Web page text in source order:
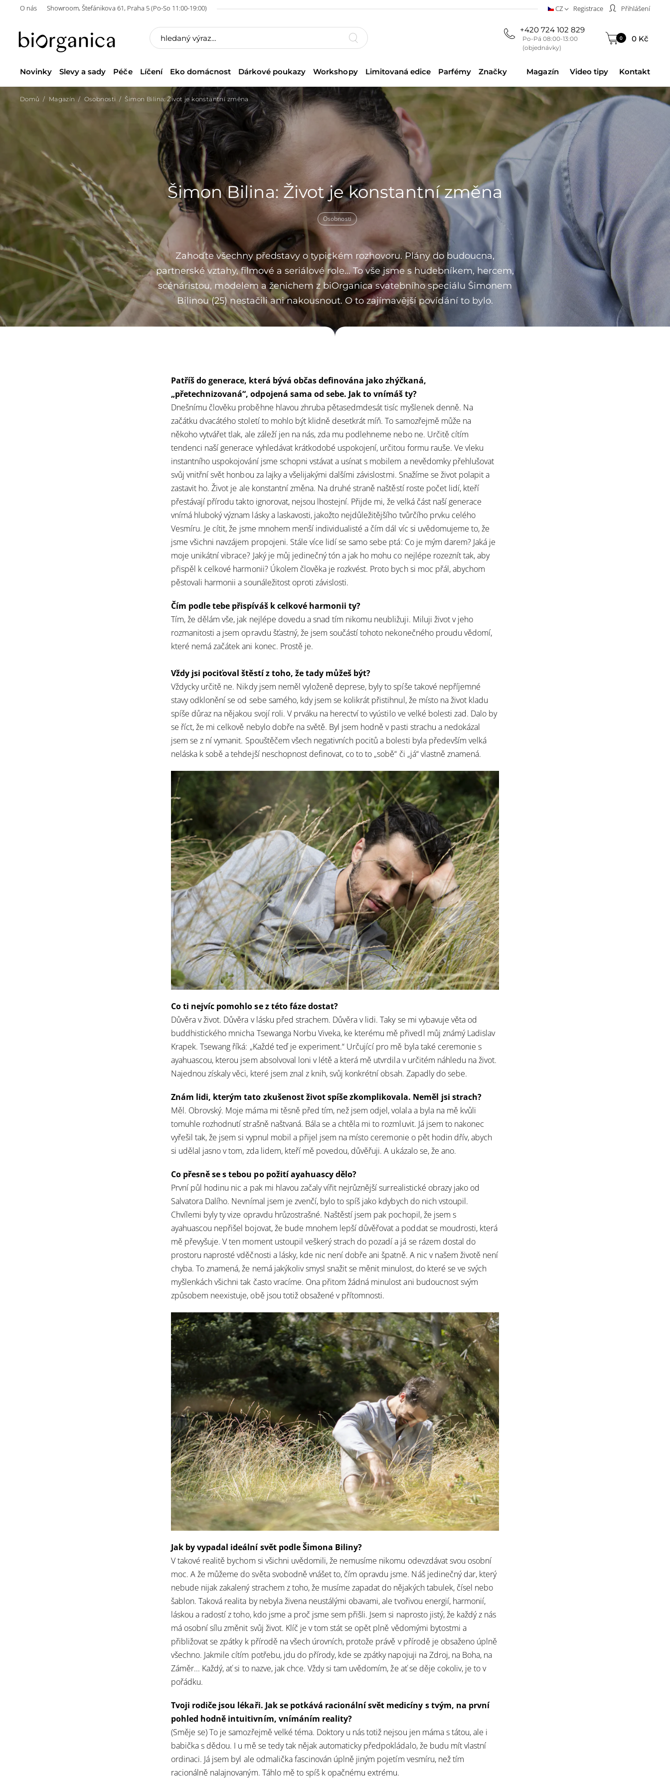
O nás Showroom, Štefánikova 61, Praha 5 (Po-So 11:00-19:00) CZ Registrace Přihlášení
+420 724 102 829
Po-Pá 08:00-13:00
(objednávky)
0 0 Kč
Novinky Slevy a sady Péče Líčení Eko domácnost Dárkové poukazy Workshopy Limitovaná edice Parfémy Značky Magazín Video tipy Kontakt
Domů Magazín Osobnosti Šimon Bilina: Život je konstantní změna
Šimon Bilina: Život je konstantní změna
Osobnosti
Zahoďte všechny představy o typickém rozhovoru. Plány do budoucna,
partnerské vztahy, filmové a seriálové role… To vše jsme s hudebníkem, hercem,
scénáristou, modelem a ženichem z biOrganica svatebního speciálu Šimonem
Bilinou (25) nestačili ani nakousnout. O to zajímavější povídání to bylo.
Patříš do generace, která bývá občas definována jako zhýčkaná,
„přetechnizovaná“, odpojená sama od sebe. Jak to vnímáš ty?
Dnešnímu člověku proběhne hlavou zhruba pětasedmdesát tisíc myšlenek denně. Na
začátku dvacátého století to mohlo být klidně desetkrát míň. To samozřejmě může na
někoho vytvářet tlak, ale záleží jen na nás, zda mu podlehneme nebo ne. Určitě cítím
tendenci naší generace vyhledávat krátkodobé uspokojení, určitou formu rauše. Ve vleku
instantního uspokojování jsme schopni vstávat a usínat s mobilem a nevědomky přehlušovat
svůj vnitřní svět honbou za lajky a všelijakými dalšími závislostmi. Snažíme se život polapit a
zastavit ho. Život je ale konstantní změna. Na druhé straně naštěstí roste počet lidí, kteří
přestávají přírodu takto ignorovat, nejsou lhostejní. Přijde mi, že velká část naší generace
vnímá hluboký význam lásky a laskavosti, jakožto nejdůležitějšího tvůrčího prvku celého
Vesmíru. Je cítit, že jsme mnohem menší individualisté a čím dál víc si uvědomujeme to, že
jsme všichni navzájem propojeni. Stále více lidí se samo sebe ptá: Co je mým darem? Jaká je
moje unikátní vibrace? Jaký je můj jedinečný tón a jak ho mohu co nejlépe rozeznít tak, aby
přispěl k celkové harmonii? Úkolem člověka je rozkvést. Proto bych si moc přál, abychom
pěstovali harmonii a sounáležitost oproti závislosti.
Čím podle tebe přispíváš k celkové harmonii ty?
Tím, že dělám vše, jak nejlépe dovedu a snad tím nikomu neubližuji. Miluji život v jeho
rozmanitosti a jsem opravdu šťastný, že jsem součástí tohoto nekonečného proudu vědomí,
které nemá začátek ani konec. Prostě je.
Vždy jsi pociťoval štěstí z toho, že tady můžeš být?
Vždycky určitě ne. Nikdy jsem neměl vyloženě deprese, byly to spíše takové nepříjemné
stavy odklonění se od sebe samého, kdy jsem se kolikrát přistihnul, že místo na život kladu
spíše důraz na nějakou svojí roli. V prváku na herectví to vyústilo ve velké bolesti zad. Dalo by
se říct, že mi celkově nebylo dobře na světě. Byl jsem hodně v pasti strachu a nedokázal
jsem se z ní vymanit. Spouštěčem všech negativních pocitů a bolesti byla především velká
neláska k sobě a tehdejší neschopnost definovat, co to to „sobě“ či „já“ vlastně znamená.
Co ti nejvíc pomohlo se z této fáze dostat?
Důvěra v život. Důvěra v lásku před strachem. Důvěra v lidi. Taky se mi vybavuje věta od
buddhistického mnicha Tsewanga Norbu Viveka, ke kterému mě přivedl můj známý Ladislav
Krapek. Tsewang říká: „Každé teď je experiment.“ Určující pro mě byla také ceremonie s
ayahuascou, kterou jsem absolvoval loni v létě a která mě utvrdila v určitém náhledu na život.
Najednou získaly věci, které jsem znal z knih, svůj konkrétní obsah. Zapadly do sebe.
Znám lidi, kterým tato zkušenost život spíše zkomplikovala. Neměl jsi strach?
Měl. Obrovský. Moje máma mi těsně před tím, než jsem odjel, volala a byla na mě kvůli
tomuhle rozhodnutí strašně naštvaná. Bála se a chtěla mi to rozmluvit. Já jsem to nakonec
vyřešil tak, že jsem si vypnul mobil a přijel jsem na místo ceremonie o pět hodin dřív, abych
si udělal jasno v tom, zda lidem, kteří mě povedou, důvěřuji. A ukázalo se, že ano.
Co přesně se s tebou po požití ayahuascy dělo?
První půl hodinu nic a pak mi hlavou začaly vířit nejrůznější surrealistické obrazy jako od
Salvatora Dalího. Nevnímal jsem je zvenčí, bylo to spíš jako kdybych do nich vstoupil.
Chvílemi byly ty vize opravdu hrůzostrašné. Naštěstí jsem pak pochopil, že jsem s
ayahuascou nepřišel bojovat, že bude mnohem lepší důvěřovat a poddat se moudrosti, která
mě převyšuje. V ten moment ustoupil veškerý strach do pozadí a já se rázem dostal do
prostoru naprosté vděčnosti a lásky, kde nic není dobře ani špatně. A nic v našem životě není
chyba. To znamená, že nemá jakýkoliv smysl snažit se měnit minulost, do které se ve svých
myšlenkách všichni tak často vracíme. Ona přitom žádná minulost ani budoucnost svým
způsobem neexistuje, obě jsou totiž obsažené v přítomnosti.
Jak by vypadal ideální svět podle Šimona Biliny?
V takové realitě bychom si všichni uvědomili, že nemusíme nikomu odevzdávat svou osobní
moc. A že můžeme do světa svobodně vnášet to, čím opravdu jsme. Náš jedinečný dar, který
nebude nijak zakalený strachem z toho, že musíme zapadat do nějakých tabulek, čísel nebo
šablon. Taková realita by nebyla živena neustálými obavami, ale tvořivou energií, harmonií,
láskou a radostí z toho, kdo jsme a proč jsme sem přišli. Jsem si naprosto jistý, že každý z nás
má osobní sílu změnit svůj život. Klíč je v tom stát se opět plně vědomými bytostmi a
přibližovat se zpátky k přírodě na všech úrovních, protože právě v přírodě je obsaženo úplně
všechno. Jakmile cítím potřebu, jdu do přírody, kde se zpátky napojuji na Zdroj, na Boha, na
Záměr... Každý, ať si to nazve, jak chce. Vždy si tam uvědomím, že ať se děje cokoliv, je to v
pořádku.
Tvoji rodiče jsou lékaři. Jak se potkává racionální svět medicíny s tvým, na první
pohled hodně intuitivním, vnímáním reality?
(Směje se) To je samozřejmě velké téma. Doktory u nás totiž nejsou jen máma s tátou, ale i
babička s dědou. I u mě se tedy tak nějak automaticky předpokládalo, že budu mít vlastní
ordinaci. Já jsem byl ale odmalička fascinován úplně jiným pojetím vesmíru, než tím
racionálně nalajnovaným. Táhlo mě to spíš k opačnému extrému.